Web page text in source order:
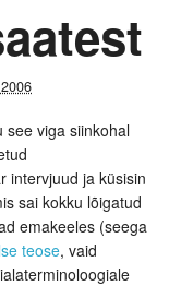
see viga siinkohal
intervjuud ja küsisin
sai kokku lõigatud
emakeeles (seega
teose, vaid